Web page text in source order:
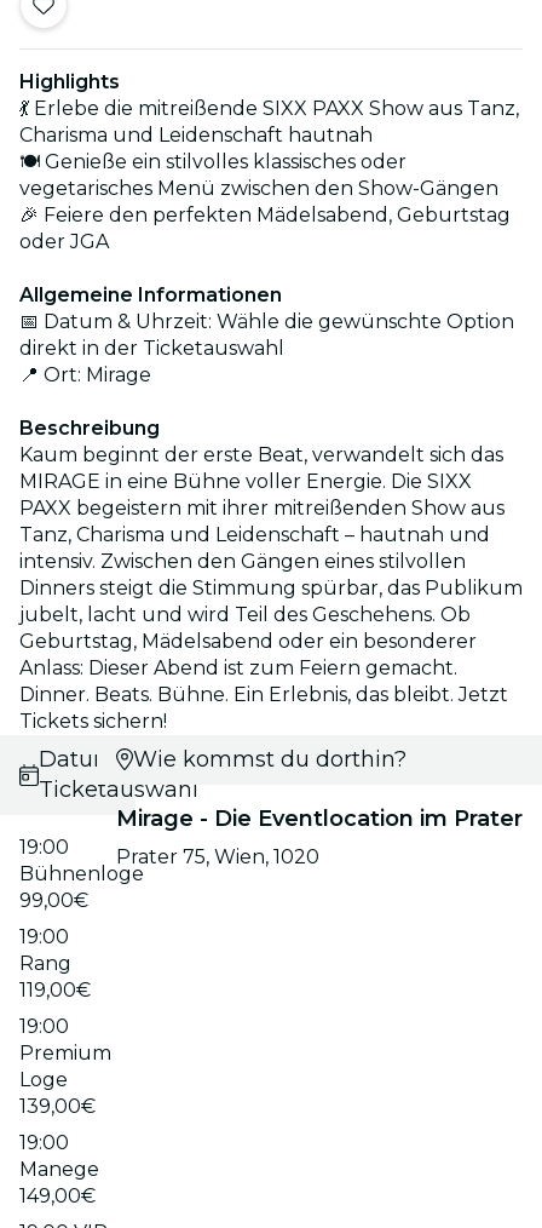
Highlights
💃 Erlebe die mitreißende SIXX PAXX Show aus Tanz,
Charisma und Leidenschaft hautnah
🍽️ Genieße ein stilvolles klassisches oder
vegetarisches Menü zwischen den Show-Gängen
🎉 Feiere den perfekten Mädelsabend, Geburtstag
oder JGA
Allgemeine Informationen
📅 Datum & Uhrzeit: Wähle die gewünschte Option
direkt in der Ticketauswahl
📍 Ort: Mirage
Beschreibung
Kaum beginnt der erste Beat, verwandelt sich das
MIRAGE in eine Bühne voller Energie. Die SIXX
PAXX begeistern mit ihrer mitreißenden Show aus
Tanz, Charisma und Leidenschaft – hautnah und
intensiv. Zwischen den Gängen eines stilvollen
Dinners steigt die Stimmung spürbar, das Publikum
jubelt, lacht und wird Teil des Geschehens. Ob
Geburtstag, Mädelsabend oder ein besonderer
Anlass: Dieser Abend ist zum Feiern gemacht.
Dinner. Beats. Bühne. Ein Erlebnis, das bleibt. Jetzt
Tickets sichern!
Datums- und
Ticketauswahl
19:00
Bühnenloge
99,00€
19:00
Rang
119,00€
19:00
Premium
Loge
139,00€
19:00
Manege
149,00€
Wie kommst du dorthin?
Mirage - Die Eventlocation im Prater
Prater 75, Wien, 1020